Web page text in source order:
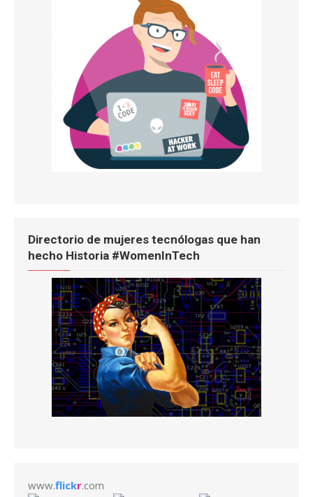
Directorio de mujeres tecnólogas que han
hecho Historia #WomenInTech
www.flickr.com